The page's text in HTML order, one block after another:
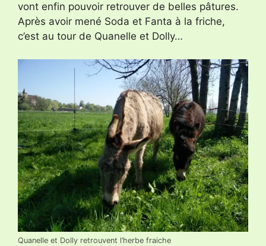
vont enfin pouvoir retrouver de belles pâtures.
Après avoir mené Soda et Fanta à la friche,
c’est au tour de Quanelle et Dolly…
Quanelle et Dolly retrouvent l’herbe fraiche